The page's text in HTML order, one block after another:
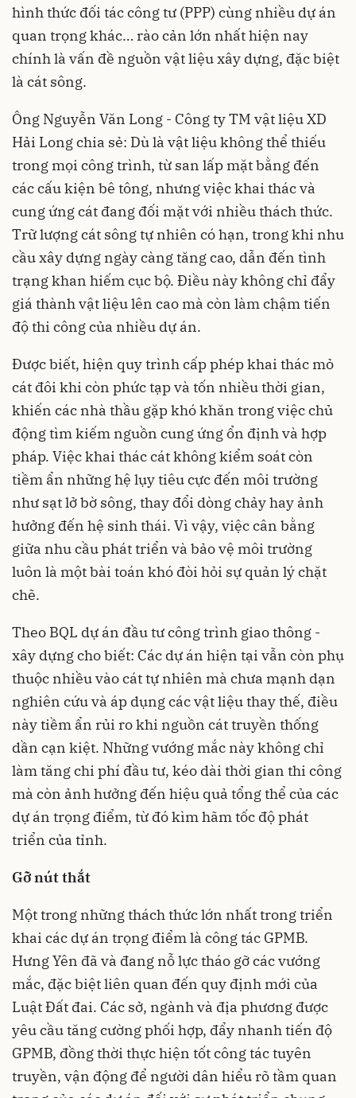
hình thức đối tác công tư (PPP) cùng nhiều dự án
quan trọng khác… rào cản lớn nhất hiện nay
chính là vấn đề nguồn vật liệu xây dựng, đặc biệt
là cát sông.
Ông Nguyễn Văn Long - Công ty TM vật liệu XD
Hải Long chia sẻ: Dù là vật liệu không thể thiếu
trong mọi công trình, từ san lấp mặt bằng đến
các cấu kiện bê tông, nhưng việc khai thác và
cung ứng cát đang đối mặt với nhiều thách thức.
Trữ lượng cát sông tự nhiên có hạn, trong khi nhu
cầu xây dựng ngày càng tăng cao, dẫn đến tình
trạng khan hiếm cục bộ. Điều này không chỉ đẩy
giá thành vật liệu lên cao mà còn làm chậm tiến
độ thi công của nhiều dự án.
Được biết, hiện quy trình cấp phép khai thác mỏ
cát đôi khi còn phức tạp và tốn nhiều thời gian,
khiến các nhà thầu gặp khó khăn trong việc chủ
động tìm kiếm nguồn cung ứng ổn định và hợp
pháp. Việc khai thác cát không kiểm soát còn
tiềm ẩn những hệ lụy tiêu cực đến môi trường
như sạt lở bờ sông, thay đổi dòng chảy hay ảnh
hưởng đến hệ sinh thái. Vì vậy, việc cân bằng
giữa nhu cầu phát triển và bảo vệ môi trường
luôn là một bài toán khó đòi hỏi sự quản lý chặt
chẽ.
Theo BQL dự án đầu tư công trình giao thông -
xây dựng cho biết: Các dự án hiện tại vẫn còn phụ
thuộc nhiều vào cát tự nhiên mà chưa mạnh dạn
nghiên cứu và áp dụng các vật liệu thay thế, điều
này tiềm ẩn rủi ro khi nguồn cát truyền thống
dần cạn kiệt. Những vướng mắc này không chỉ
làm tăng chi phí đầu tư, kéo dài thời gian thi công
mà còn ảnh hưởng đến hiệu quả tổng thể của các
dự án trọng điểm, từ đó kìm hãm tốc độ phát
triển của tỉnh.
Gỡ nút thắt
Một trong những thách thức lớn nhất trong triển
khai các dự án trọng điểm là công tác GPMB.
Hưng Yên đã và đang nỗ lực tháo gỡ các vướng
mắc, đặc biệt liên quan đến quy định mới của
Luật Đất đai. Các sở, ngành và địa phương được
yêu cầu tăng cường phối hợp, đẩy nhanh tiến độ
GPMB, đồng thời thực hiện tốt công tác tuyên
truyền, vận động để người dân hiểu rõ tầm quan